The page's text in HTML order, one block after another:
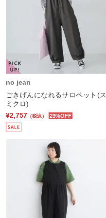
no jean
ごきげんになれるサロペット(ス
ミクロ)
¥2,757 （税込） 29%OFF